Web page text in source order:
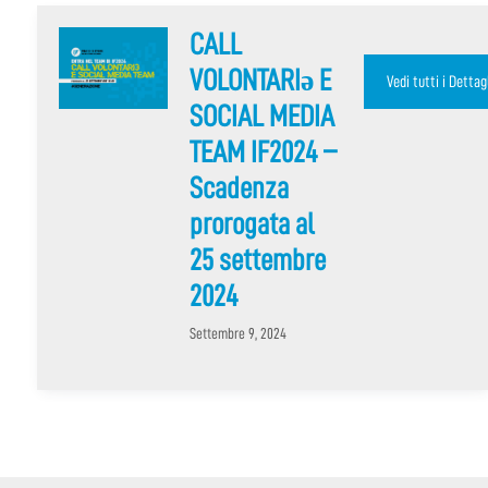
CALL
VOLONTARIə E
SOCIAL MEDIA
TEAM IF2024 –
Scadenza
prorogata al
25 settembre
2024
Settembre 9, 2024